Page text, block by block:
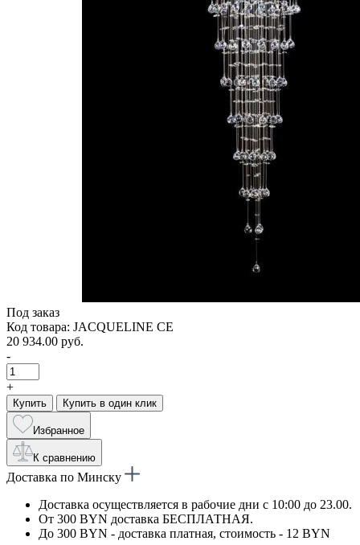
Под заказ
Код товара: JACQUELINE CE
20 934.00 руб.
-
+
Купить Купить в один клик
Избранное
К сравнению
Доставка по Минску
Доставка осуществляется в рабочие дни с 10:00 до 23.00.
От 300 BYN доставка БЕСПЛАТНАЯ.
До 300 BYN - доставка платная, стоимость - 12 BYN